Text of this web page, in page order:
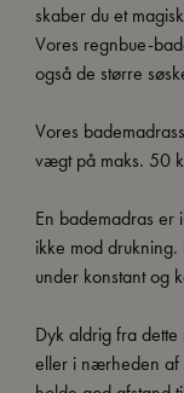
skaber du et
Vores regnbue-
også de større
Vores
vægt på maks. 50
En bademadras er
ikke mod
under konstant og
Dyk aldrig fra
eller i nærheden af